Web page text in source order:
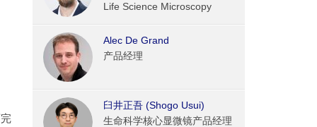
Life Science Microscopy
Alec De Grand
产品经理
臼井正吾 (Shogo Usui)
生命科学核心显微镜产品经理